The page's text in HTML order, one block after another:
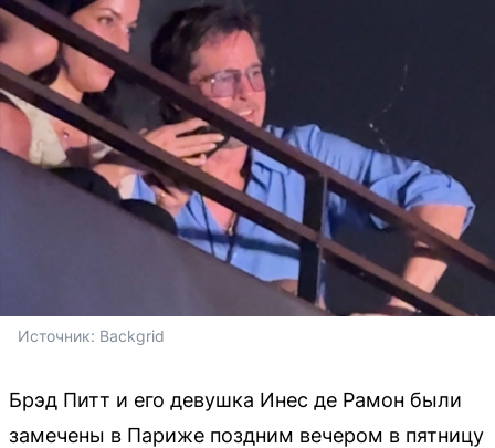
Источник: Backgrid
Брэд Питт и его девушка Инес де Рамон были
замечены в Париже поздним вечером в пятницу